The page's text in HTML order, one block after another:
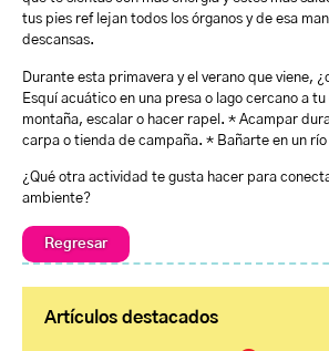
tus pies ref lejan todos los órganos y de esa
descansas.
Durante esta primavera y el verano que viene,
Esquí acuático en una presa o lago cercano a
montaña, escalar o hacer rapel. * Acampar
carpa o tienda de campaña. * Bañarte en un
¿Qué otra actividad te gusta hacer para
ambiente?
Regresar
Artículos destacados